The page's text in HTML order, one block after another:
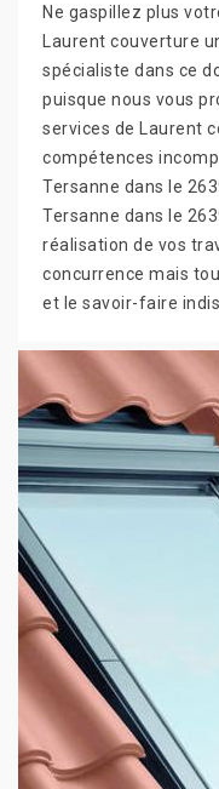
Ne gaspillez plus
Laurent couverture
spécialiste dans ce
puisque nous vous
services de Laurent
compétences
Tersanne dans le
Tersanne dans le
réalisation de vos
concurrence mais
et le savoir-faire